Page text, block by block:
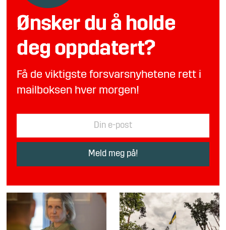
Ønsker du å holde
deg oppdatert?
Få de viktigste forsvarsnyhetene rett i
mailboksen hver morgen!